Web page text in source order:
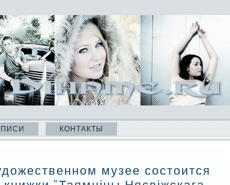
КОНТАКТЫ
музее состоится